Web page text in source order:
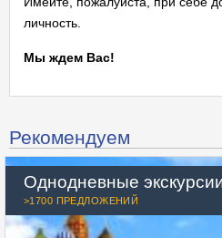
личность.
Мы ждем Вас!
Рекомендуем
Однодневные
>1700 ПРЕДЛОЖЕНИЙ